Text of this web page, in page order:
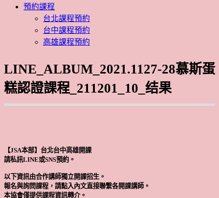
預約課程
台北課程預約
台中課程預約
高雄課程預約
LINE_ALBUM_2021.1127-28慕斯蛋
糕認證課程_211201_10_结果
【JSA本部】台北台中高雄開課
請私訊LINE或SNS預約。
以下資訊由合作講師獨立開課招生。
報名與詢問課程，請點入內文直接聯繫各開課講師。
本協會僅提供課程資訊轉介。